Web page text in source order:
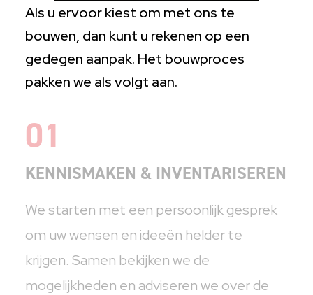
Als u ervoor kiest om met ons te
bouwen, dan kunt u rekenen op een
gedegen aanpak. Het bouwproces
pakken we als volgt aan.
01
KENNISMAKEN & INVENTARISEREN
We starten met een persoonlijk gesprek
om uw wensen en ideeën helder te
krijgen. Samen bekijken we de
mogelijkheden en adviseren we over de